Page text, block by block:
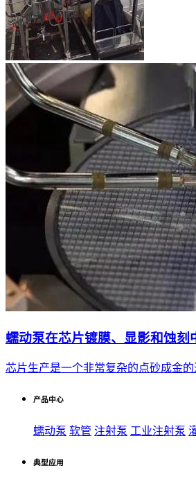
蠕动泵在芯片镀膜、显影和蚀刻
芯片生产是一个非常复杂的点砂成金
产品中心
蠕动泵 软管 注射泵 工业注射泵
典型应用